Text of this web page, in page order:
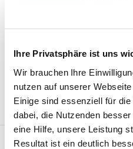
Ihre Privatsphäre ist uns
Wir brauchen Ihre
nutzen auf unserer
Einige sind essenziell für
dabei, die Nutzenden
eine Hilfe, unsere Leistung
Resultat ist ein deutlich
Solarmodule mit
Glas-Glas-